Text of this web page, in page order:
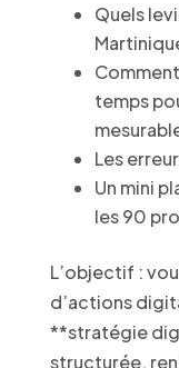
Quels
temps
Les
Un mini
les 90
L’objectif :
d’actions
**stratégie
structurée,